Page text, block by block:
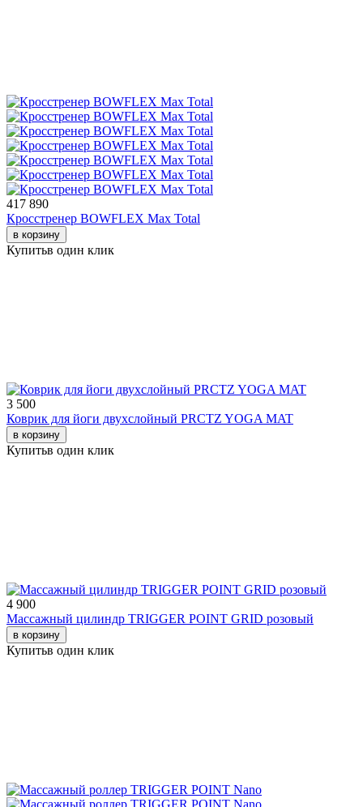
417 890
Кросстренер BOWFLEX Max Total
в корзину
Купитьв один клик
3 500
Коврик для йоги двухслойный PRCTZ YOGA MAT
в корзину
Купитьв один клик
4 900
Массажный цилиндр TRIGGER POINT GRID розовый
в корзину
Купитьв один клик